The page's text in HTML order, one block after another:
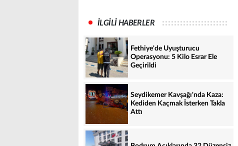
İLGİLİ HABERLER
Fethiye'de Uyuşturucu
Operasyonu: 5 Kilo Esrar Ele
Geçirildi
Seydikemer Kavşağı'nda Kaza:
Kediden Kaçmak İsterken Takla
Attı